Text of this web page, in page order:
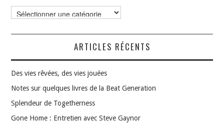
Catégories
ARTICLES RÉCENTS
Des vies rêvées, des vies jouées
Notes sur quelques livres de la Beat Generation
Splendeur de Togetherness
Gone Home : Entretien avec Steve Gaynor